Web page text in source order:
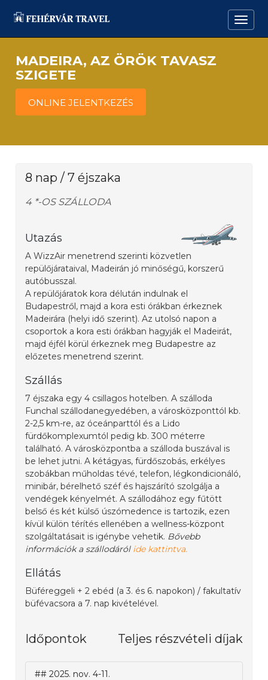
MADEIRA, AZ ÖRÖK TAVASZ
SZIGETE
ONLINE JELENTKEZÉS
8 nap / 7 éjszaka
4 *-OS SZÁLLODA
Utazás
A WizzAir menetrend szerinti közvetlen
repülőjárataival, Madeirán jó minőségű, korszerű
autóbusszal.
A repülőjáratok kora délután indulnak el
Budapestről, majd a kora esti órákban érkeznek
Madeirára (helyi idő szerint). Az utolsó napon a
csoportok a kora esti órákban hagyják el Madeirát,
majd éjfél körül érkeznek meg Budapestre az
előzetes menetrend szerint.
Szállás
7 éjszaka egy 4 csillagos hotelben. A szálloda
Funchal szállodanegyedében, a városközponttól kb.
2-2,5 km-re, az óceánparttól és a Lido
fürdőkomplexumtól pedig kb. 300 méterre
található. A városközpontba a szálloda buszával is
be lehet jutni. A kétágyas, fürdőszobás, erkélyes
szobákban műholdas tévé, telefon, légkondicionáló,
minibár, bérelhető széf és hajszárító szolgálja a
vendégek kényelmét. A szállodához egy fűtött
belső és két külső úszómedence is tartozik, ezen
kívül külön térítés ellenében a wellness-központ
szolgáltatásait is igénybe vehetik. Bővebb
információk a szállodáról ide kattintva.
Ellátás
Büféreggeli + 2 ebéd (a 3. és 6. napokon) / fakultatív
büfévacsora a 7. nap kivételével.
Időpontok Teljes részvételi díjak
## 2025. nov. 4-11.